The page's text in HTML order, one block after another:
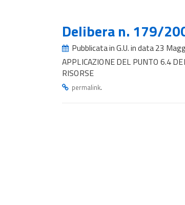
Delibera n. 179/
Pubblicata in G.U. in data 23
APPLICAZIONE DEL PUNTO 6.4
RISORSE
permalink.